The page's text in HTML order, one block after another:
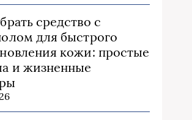
средство с
для быстрого
кожи: простые
и жизненные